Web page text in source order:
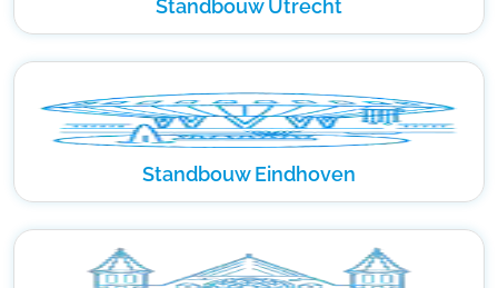
Standbouw Utrecht
Standbouw Eindhoven